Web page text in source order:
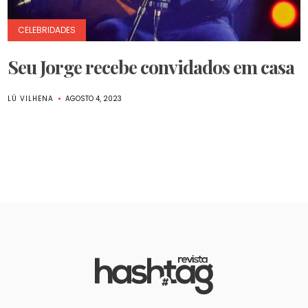
CELEBRIDADES
Seu Jorge recebe convidados em casa
LÚ VILHENA AGOSTO 4, 2023